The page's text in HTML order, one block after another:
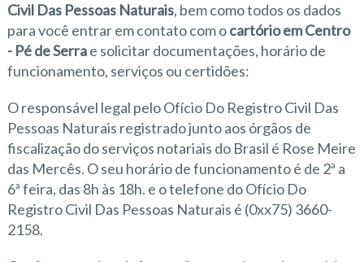
Civil Das Pessoas Naturais, bem como todos os dados
para você entrar em contato com ocartório em Centro
- Pé de Serrae solicitar documentações, horário de
funcionamento, serviços ou certidões:
O responsável legal pelo Ofício Do Registro Civil Das
Pessoas Naturais registrado junto aos órgãos de
fiscalização do serviços notariais do Brasil é Rose Meire
das Mercês. O seu horário de funcionamento é de 2ª a
6ª feira, das 8h às 18h. e o telefone do Ofício Do
Registro Civil Das Pessoas Naturais é (0xx75) 3660-
2158.